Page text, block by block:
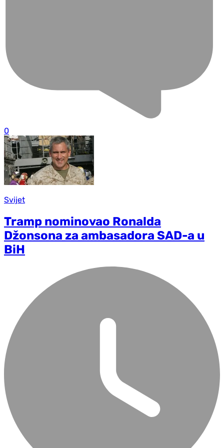
0
Svijet
Tramp nominovao Ronalda
Džonsona za ambasadora SAD-a u
BiH